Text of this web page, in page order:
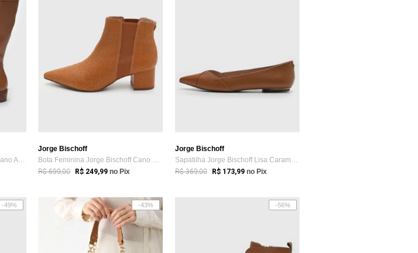
Bota Montaria Jorge Bischoff Cano Alto L...
Jorge Bischoff
Bota Feminina Jorge Bischoff Cano Baixo ...
R$ 699,00 R$ 249,99 no Pix
Jorge Bischoff
Sapatilha Jorge Bischoff Lisa Caramelo
R$ 369,00 R$ 173,99 no Pix
-49% -43% -56%